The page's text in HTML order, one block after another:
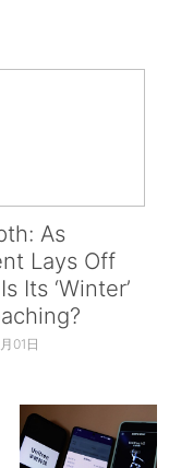
As
Lays Off
Its ‘Winter’
01日